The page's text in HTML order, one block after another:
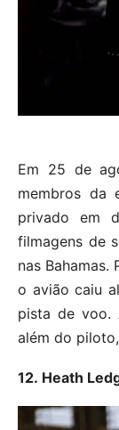
Em 25 de
membros da
privado em
filmagens de
nas Bahamas.
o avião caiu
pista de voo.
além do
12. Heath